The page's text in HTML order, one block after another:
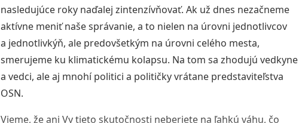
nasledujúce roky naďalej zintenzívňovať. Ak už dnes nezačneme
aktívne meniť naše správanie, a to nielen na úrovni jednotlivcov
a jednotlivkýň, ale predovšetkým na úrovni celého mesta,
smerujeme ku klimatickému kolapsu. Na tom sa zhodujú vedkyne
a vedci, ale aj mnohí politici a političky vrátane predstaviteľstva
OSN.
Vieme, že ani Vy tieto skutočnosti neberiete na ľahkú váhu, čo